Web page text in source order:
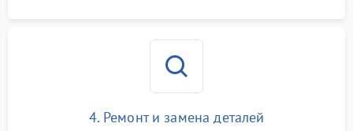
4. Ремонт и замена деталей